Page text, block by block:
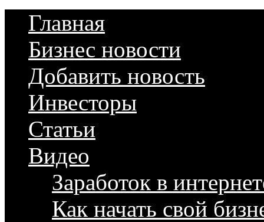
Главная
Бизнес новости
Добавить новость
Инвесторы
Статьи
Видео
Заработок в
Как начать свой